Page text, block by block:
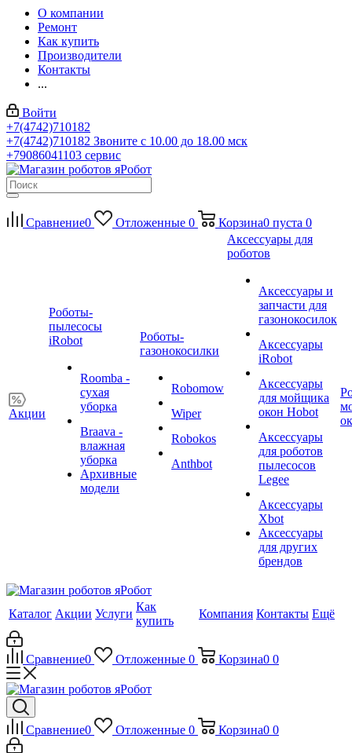
О компании
Ремонт
Как купить
Производители
Контакты
...
Войти
+7(4742)710182
+7(4742)710182 Звоните с 10.00 до 18.00 мск
+79086041103 сервис
Сравнение0 Отложенные 0 Корзина0 пуста 0
Акции
Роботы-
пылесосы
iRobot
Roomba -
сухая
уборка
Braava -
влажная
уборка
Архивные
модели
Роботы-
газонокосилки
Robomow
Wiper
Robokos
Anthbot
Аксессуары для
роботов
Аксессуары и
запчасти для
газонокосилок
Аксессуары
iRobot
Аксессуары
для мойщика
окон Hobot
Аксессуары
для роботов
пылесосов
Legee
Аксессуары
Xbot
Аксессуары
для других
брендов
Каталог Акции Услуги
Как
купить
Компания Контакты Ещё
Сравнение0 Отложенные 0 Корзина0 0
Сравнение0 Отложенные 0 Корзина0 0